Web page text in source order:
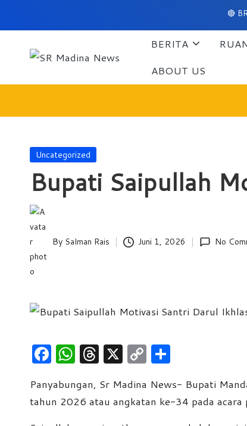
Skip
🔴
S
a
di
n
a
N
w
s
10/A
Panyabunga-
Mandailing
BERITA
ABOUT US
Posted
Uncategorized
Bupati Saipullah
Posted
by
By Salman Rais Juni 1, 2026 No
F
a
c
e
W
h
at
s
T
hr
e
a
X C
o
p
y
ar
e
Panyabungan, Sr Madina News- Bupati
tahun 2026 atau angkatan ke-34 pada